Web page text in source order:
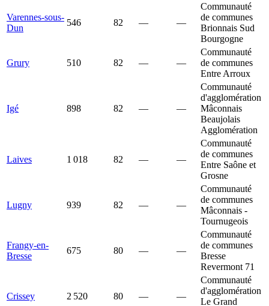
Varennes-sous-
Dun
546 82 — —
Communauté
de communes
Brionnais Sud
Bourgogne
Grury 510 82 — —
Communauté
de communes
Entre Arroux
Igé 898 82 — —
Communauté
d'agglomération
Mâconnais
Beaujolais
Agglomération
Laives 1 018 82 — —
Communauté
de communes
Entre Saône et
Grosne
Lugny 939 82 — —
Communauté
de communes
Mâconnais -
Tournugeois
Frangy-en-
Bresse
675 80 — —
Communauté
de communes
Bresse
Revermont 71
Crissey 2 520 80 — —
Communauté
d'agglomération
Le Grand